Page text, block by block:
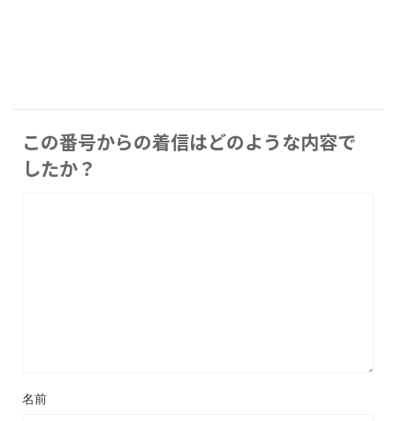
この番号からの着信はどのような内容で
したか？
名前